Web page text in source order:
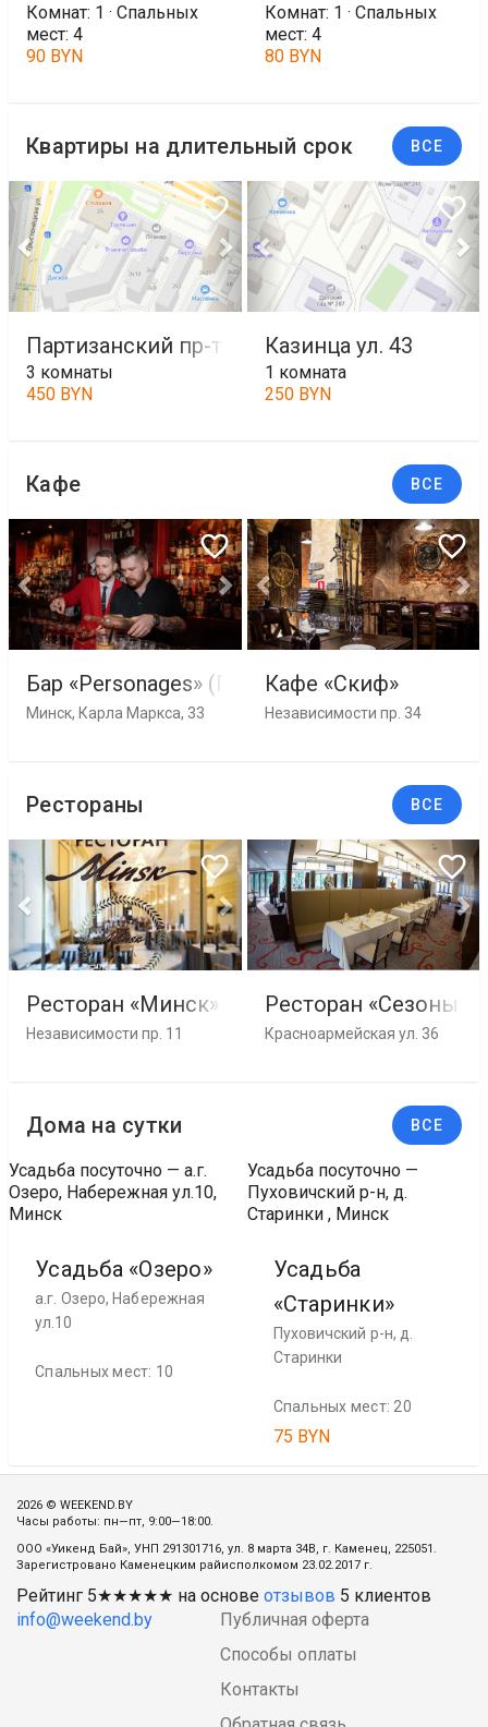
Комнат: 1 · Спальных
мест: 4
90 BYN
Комнат: 1 · Спальных
мест: 4
80 BYN
Квартиры на длительный срок ВСЕ
Партизанский пр-т 0
3 комнаты
450 BYN
Казинца ул. 43
1 комната
250 BYN
Кафе ВСЕ
Бар «Personages» (Персонажи)
Минск, Карла Маркса, 33
Кафе «Скиф»
Независимости пр. 34
Рестораны ВСЕ
Ресторан «Минск»
Независимости пр. 11
Ресторан «Сезоны»
Красноармейская ул. 36
Дома на сутки ВСЕ
Усадьба посуточно — а.г.
Озеро, Набережная ул.10,
Минск
Усадьба «Озеро»
а.г. Озеро, Набережная
ул.10
Спальных мест: 10
Усадьба посуточно —
Пуховичский р-н, д.
Старинки , Минск
Усадьба
«Старинки»
Пуховичский р-н, д.
Старинки
Спальных мест: 20
75 BYN
2026 © WEEKEND.BY
Часы работы: пн—пт, 9:00—18:00.
ООО «Уикенд Бай», УНП 291301716, ул. 8 марта 34В, г. Каменец, 225051.
Зарегистровано Каменецким райисполкомом 23.02.2017 г.
Рейтинг 5★★★★★ на основе отзывов 5 клиентов
info@weekend.by
Публичная оферта
Способы оплаты
Контакты